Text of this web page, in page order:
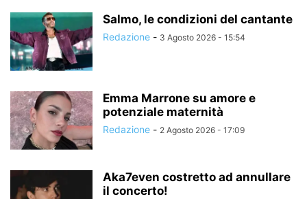
Salmo, le condizioni del cantante
Redazione - 3 Agosto 2026 - 15:54
Emma Marrone su amore e
potenziale maternità
Redazione - 2 Agosto 2026 - 17:09
Aka7even costretto ad annullare
il concerto!